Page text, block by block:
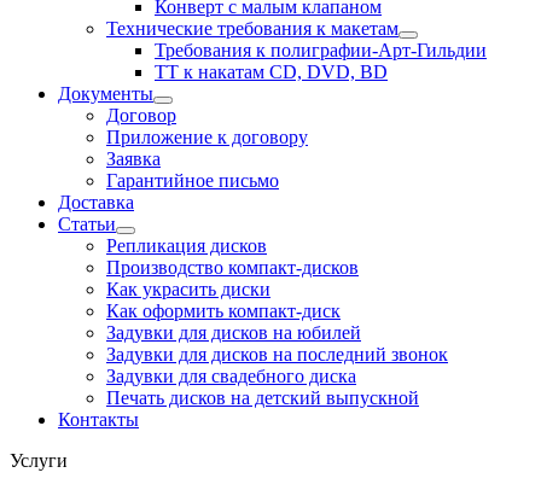
меню
Конверт с малым клапаном
Технические требования к макетам
раскрыть
дочернее
Требования к полиграфии-Арт-Гильдии
ТТ к накатам CD, DVD, BD
Документы
раскрыть
дочернее
меню
Договор
Приложение к договору
Заявка
Гарантийное письмо
Доставка
Статьи
раскрыть
дочернее
меню
Репликация дисков
Производство компакт-дисков
Как украсить диски
Как оформить компакт-диск
Задувки для дисков на юбилей
Задувки для дисков на последний звонок
Задувки для свадебного диска
Печать дисков на детский выпускной
Контакты
Услуги